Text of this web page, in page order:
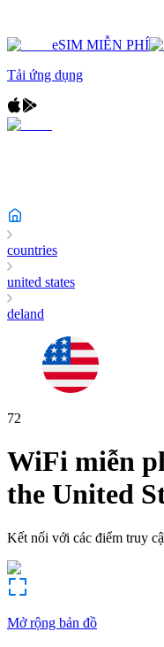
eSIM MIỄN PHÍ
Tải ứng dụng
countries
united states
deland
72
WiFi miễn
the United
Kết nối với các điểm truy
Mở rộng bản đồ